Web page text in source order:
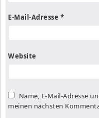
E-Mail-Adresse *
Website
Name, E-Mail-Adresse
meinen nächsten